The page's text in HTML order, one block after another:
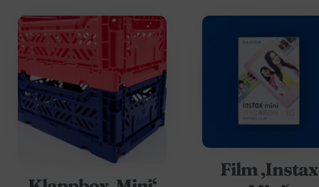
Film ‚Instax